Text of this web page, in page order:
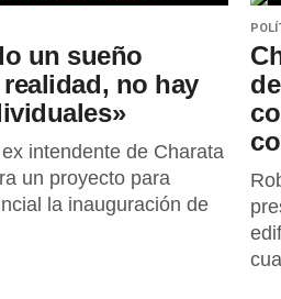
un sueño
no hay
intendente de Charata
un proyecto para
la inauguración de